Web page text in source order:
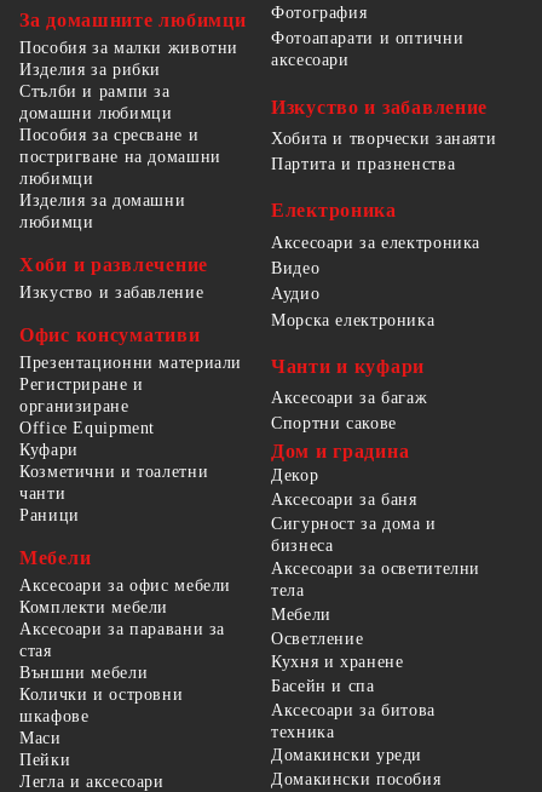
За домашните любимци
Пособия за малки животни
Изделия за рибки
Стълби и рампи за
домашни любимци
Пособия за сресване и
постригване на домашни
любимци
Изделия за домашни
любимци
Хоби и развлечение
Изкуство и забавление
Офис консумативи
Презентационни материали
Регистриране и
организиране
Office Equipment
Фотография
Фотоапарати и оптични
аксесоари
Изкуство и забавление
Хобита и творчески занаяти
Партита и празненства
Електроника
Аксесоари за електроника
Видео
Аудио
Морска електроника
Чанти и куфари
Аксесоари за багаж
Спортни сакове
Куфари
Козметични и тоалетни
чанти
Раници
Мебели
Аксесоари за офис мебели
Комплекти мебели
Аксесоари за паравани за
стая
Външни мебели
Колички и островни
шкафове
Маси
Пейки
Легла и аксесоари
Дом и градина
Декор
Аксесоари за баня
Сигурност за дома и
бизнеса
Аксесоари за осветителни
тела
Мебели
Осветление
Кухня и хранене
Басейн и спа
Аксесоари за битова
техника
Домакински уреди
Домакински пособия